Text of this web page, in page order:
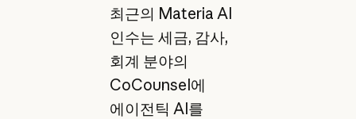
최근의 Materia AI
인수는 세금, 감사,
회계 분야의
CoCounsel에
에이전틱 AI를